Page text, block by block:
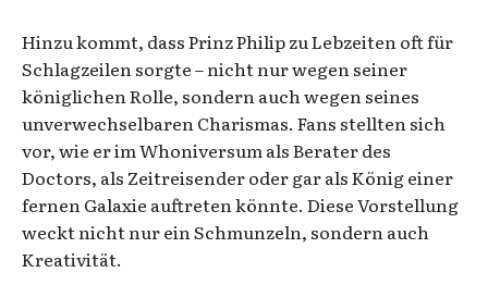
Hinzu kommt, dass Prinz Philip zu Lebzeiten oft für
Schlagzeilen sorgte – nicht nur wegen seiner
königlichen Rolle, sondern auch wegen seines
unverwechselbaren Charismas. Fans stellten sich
vor, wie er im Whoniversum als Berater des
Doctors, als Zeitreisender oder gar als König einer
fernen Galaxie auftreten könnte. Diese Vorstellung
weckt nicht nur ein Schmunzeln, sondern auch
Kreativität.